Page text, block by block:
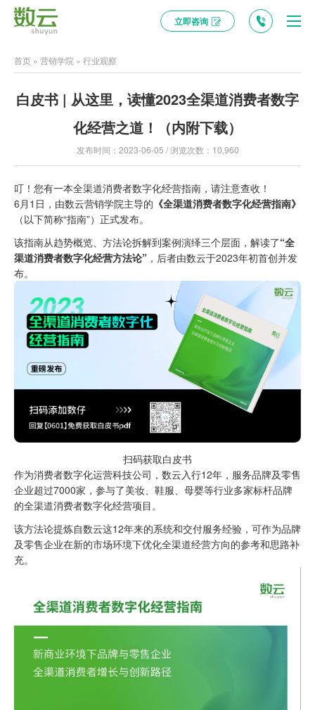
立即咨询
首页 » 营销学院 » 行业观察
白皮书 | 从这里，读懂2023全渠道消费者数字
化经营之道！（内附下载）
发布时间：2023-06-05 / 浏览次数：10,960
叮！您有一本全渠道消费者数字化经营指南，请注意查收！
6月1日，由数云营销学院主导的 《全渠道消费者数字化经营指南》
（以下简称“指南”）正式发布。
该指南从趋势概览、方法论拆解到案例演绎三个层面，解读了“全
渠道消费者数字化经营方法论” ，后者由数云于2023年初首创并发
布。
扫码获取白皮书
作为消费者数字化运营科技公司，数云入行12年，服务品牌及零售
企业超过7000家，参与了美妆、鞋服、母婴等行业多家标杆品牌
的全渠道消费者数字化经营项目。
该方法论提炼自数云这12年来的系统和交付服务经验，可作为品牌
及零售企业在新的市场环境下优化全渠道经营方向的参考和思路补
充。